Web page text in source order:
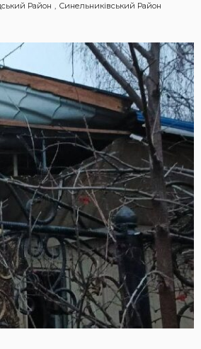
Район Синельниківський Район